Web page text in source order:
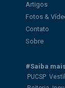
Artigos
Fotos &
Contato
Sobre
#Saiba
PUCSP